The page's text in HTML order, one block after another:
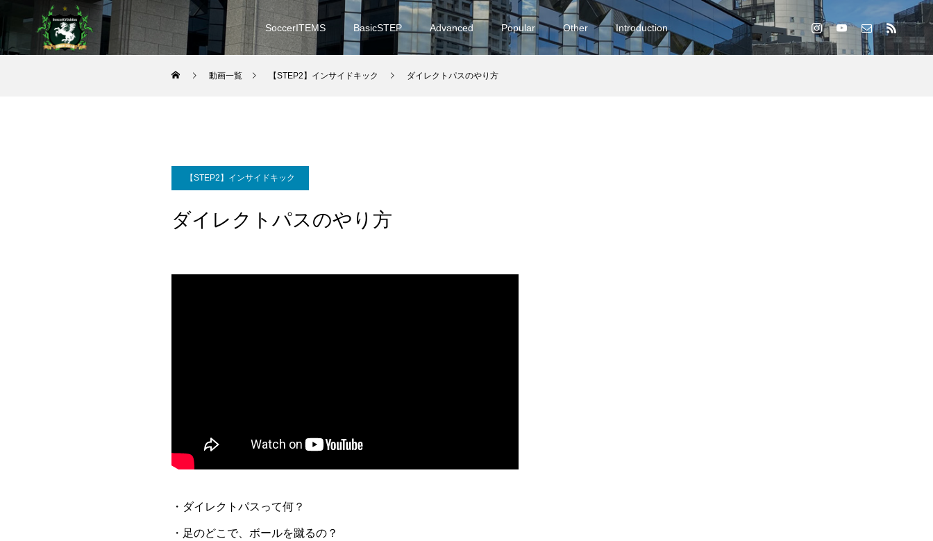
SoccerITEMS BasicSTEP Advanced Popular Other Introduction
動画一覧 【STEP2】インサイドキック ダイレクトパスのやり方
【STEP2】インサイドキック
ダイレクトパスのやり方
・ダイレクトパスって何？
・足のどこで、ボールを蹴るの？